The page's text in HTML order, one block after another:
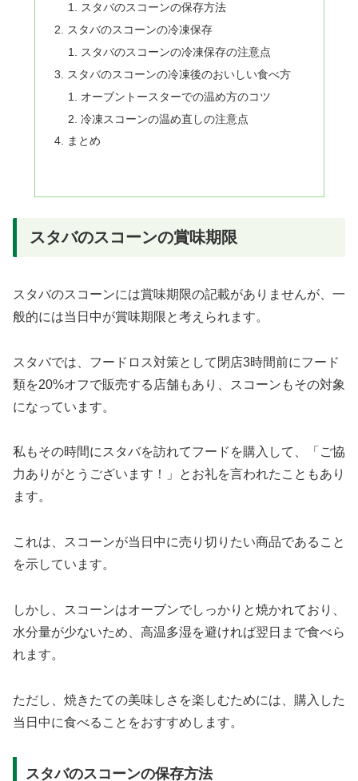
スタバのスコーンの保存方法
スタバのスコーンの冷凍保存
スタバのスコーンの冷凍保存の注意点
スタバのスコーンの冷凍後のおいしい食べ方
オーブントースターでの温め方のコツ
冷凍スコーンの温め直しの注意点
まとめ
スタバのスコーンの賞味期限
スタバのスコーンには賞味期限の記載がありませんが、一
般的には当日中が賞味期限と考えられます。
スタバでは、フードロス対策として閉店3時間前にフード
類を20%オフで販売する店舗もあり、スコーンもその対象
になっています。
私もその時間にスタバを訪れてフードを購入して、「ご協
力ありがとうございます！」とお礼を言われたこともあり
ます。
これは、スコーンが当日中に売り切りたい商品であること
を示しています。
しかし、スコーンはオーブンでしっかりと焼かれており、
水分量が少ないため、高温多湿を避ければ翌日まで食べら
れます。
ただし、焼きたての美味しさを楽しむためには、購入した
当日中に食べることをおすすめします。
スタバのスコーンの保存方法